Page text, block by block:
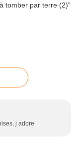
j adore